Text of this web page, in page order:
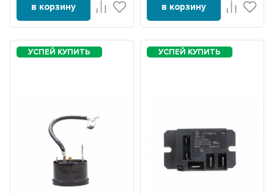
в корзину в корзину